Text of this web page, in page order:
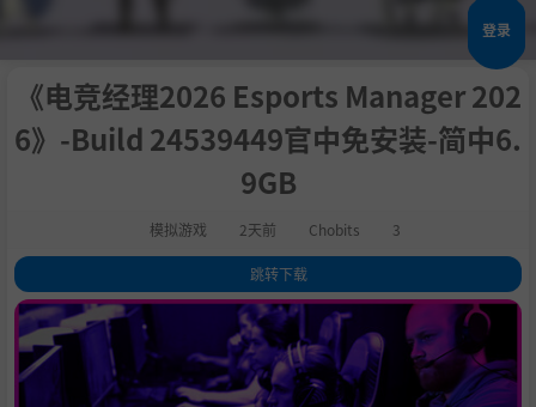
登录
《电竞经理2026 Esports Manager 202
6》-Build 24539449官中免安装-简中6.
9GB
模拟游戏 2天前 Chobits 3
跳转下载
1.关于此游戏
2.
3.按您的方式游玩，铸就传奇
系统需求